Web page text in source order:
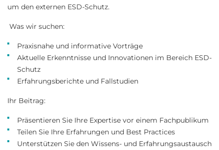
um den externen ESD-Schutz.
Was wir suchen:
Praxisnahe und informative Vorträge
Aktuelle Erkenntnisse und Innovationen im Bereich ESD-
Schutz
Erfahrungsberichte und Fallstudien
Ihr Beitrag:
Präsentieren Sie Ihre Expertise vor einem Fachpublikum
Teilen Sie Ihre Erfahrungen und Best Practices
Unterstützen Sie den Wissens- und Erfahrungsaustausch